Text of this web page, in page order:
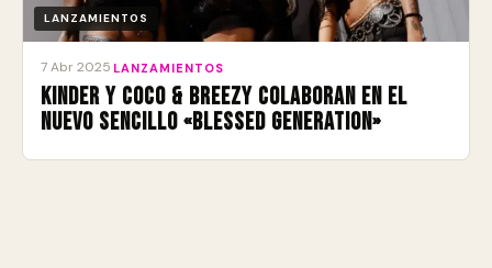
LANZAMIENTOS
7 Abr 2025 LANZAMIENTOS
Kinder y Coco & Breezy colaboran en el
nuevo sencillo «Blessed Generation»